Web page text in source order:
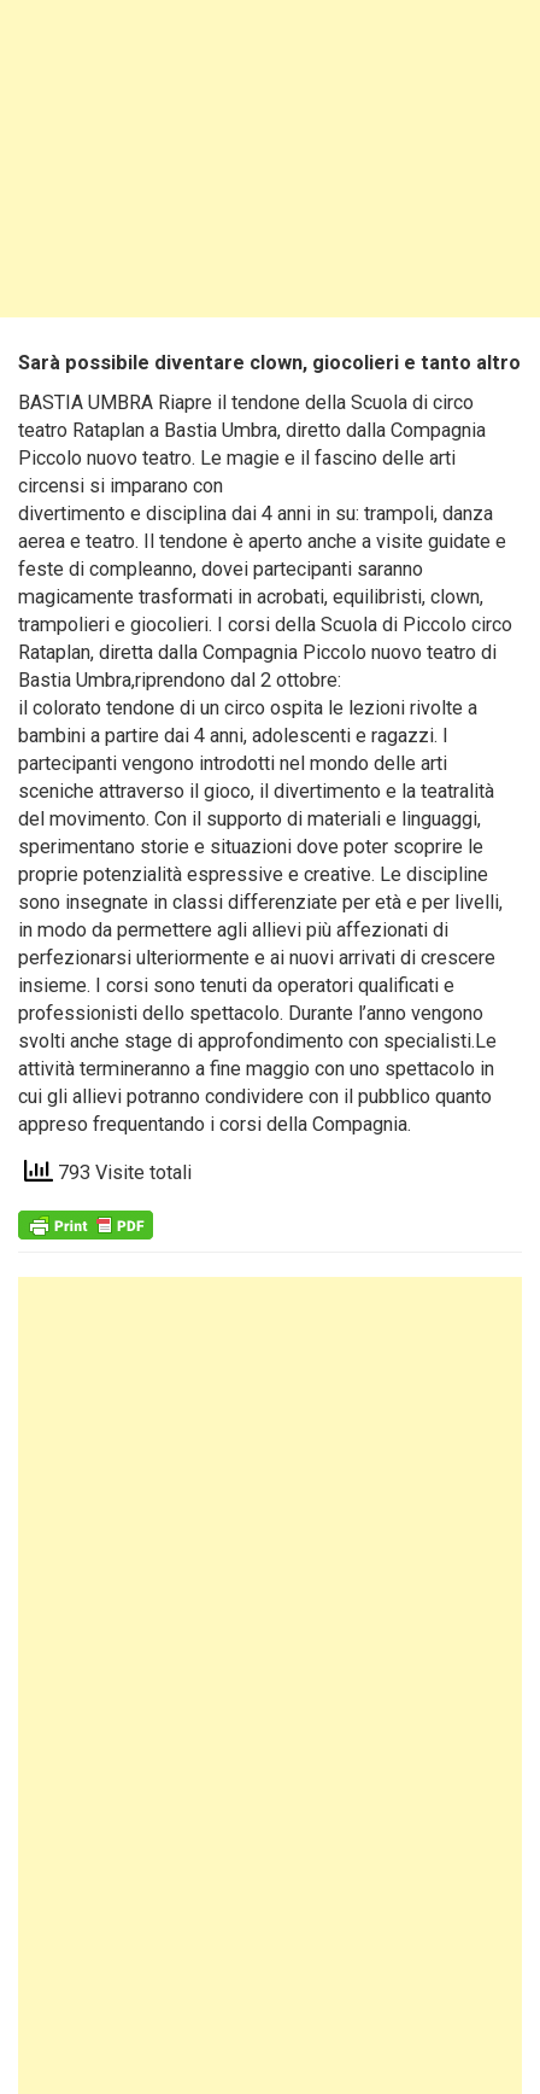
Sarà possibile diventare clown, giocolieri e tanto altro
BASTIA UMBRA Riapre il tendone della Scuola di circo
teatro Rataplan a Bastia Umbra, diretto dalla Compagnia
Piccolo nuovo teatro. Le magie e il fascino delle arti
circensi si imparano con
divertimento e disciplina dai 4 anni in su: trampoli, danza
aerea e teatro. Il tendone è aperto anche a visite guidate e
feste di compleanno, dovei partecipanti saranno
magicamente trasformati in acrobati, equilibristi, clown,
trampolieri e giocolieri. I corsi della Scuola di Piccolo circo
Rataplan, diretta dalla Compagnia Piccolo nuovo teatro di
Bastia Umbra,riprendono dal 2 ottobre:
il colorato tendone di un circo ospita le lezioni rivolte a
bambini a partire dai 4 anni, adolescenti e ragazzi. I
partecipanti vengono introdotti nel mondo delle arti
sceniche attraverso il gioco, il divertimento e la teatralità
del movimento. Con il supporto di materiali e linguaggi,
sperimentano storie e situazioni dove poter scoprire le
proprie potenzialità espressive e creative. Le discipline
sono insegnate in classi differenziate per età e per livelli,
in modo da permettere agli allievi più affezionati di
perfezionarsi ulteriormente e ai nuovi arrivati di crescere
insieme. I corsi sono tenuti da operatori qualificati e
professionisti dello spettacolo. Durante l’anno vengono
svolti anche stage di approfondimento con specialisti.Le
attività termineranno a fine maggio con uno spettacolo in
cui gli allievi potranno condividere con il pubblico quanto
appreso frequentando i corsi della Compagnia.
793 Visite totali